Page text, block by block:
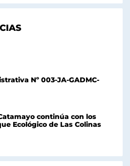
Nº 003-JA-GADMC-
continúa con los
Ecológico de Las Colinas